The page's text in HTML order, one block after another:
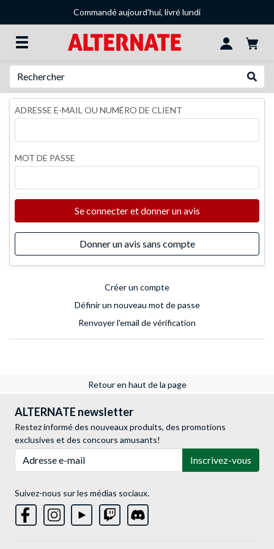
Commandé aujourd'hui, livré lundi
ADRESSE E-MAIL OU NUMÉRO DE CLIENT
MOT DE PASSE
Se connecter et donner un avis
Donner un avis sans compte
Créer un compte
Définir un nouveau mot de passe
Renvoyer l'email de vérification
Retour en haut de la page
ALTERNATE newsletter
Restez informé des nouveaux produits, des promotions
exclusives et des concours amusants!
Inscrivez-vous
Suivez-nous sur les médias sociaux.